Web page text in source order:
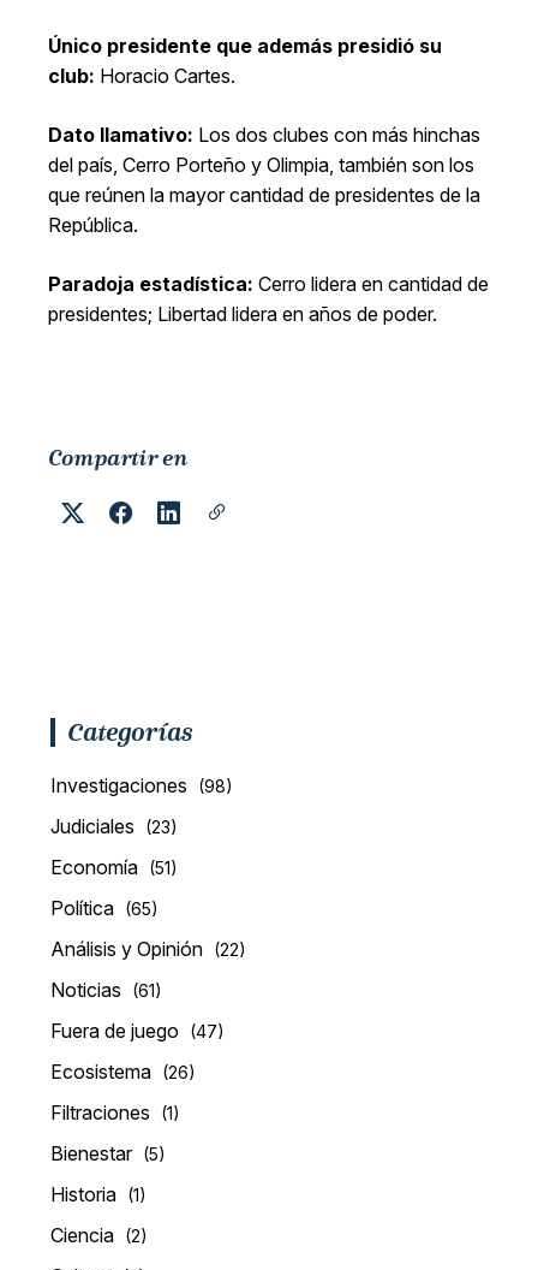
Único presidente que además presidió su
club: Horacio Cartes.
Dato llamativo: Los dos clubes con más hinchas
del país, Cerro Porteño y Olimpia, también son los
que reúnen la mayor cantidad de presidentes de la
República.
Paradoja estadística: Cerro lidera en cantidad de
presidentes; Libertad lidera en años de poder.
Compartir en
Categorías
Investigaciones (98)
Judiciales (23)
Economía (51)
Política (65)
Análisis y Opinión (22)
Noticias (61)
Fuera de juego (47)
Ecosistema (26)
Filtraciones (1)
Bienestar (5)
Historia (1)
Ciencia (2)